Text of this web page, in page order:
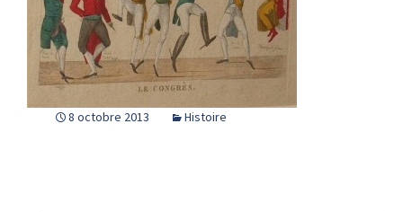
8 octobre 2013 Histoire